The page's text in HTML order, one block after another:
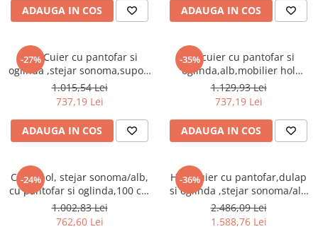
Set mobilier Living
Tabureti
Seturi dormitoare complete
pentru pat
ADAUGA IN COS ADAUGA IN COS
-27%
Hol /Cuier cu pantofar si
oglinda ,stejar sonoma,suport
inclinabil pantofi,mobilier
hol,Bortis
1.015,54 Lei
737,19 Lei
ADAUGA IN COS
-35%
Hol/cuier cu pantofar si
oglinda,alb,mobilier hol
,modern,92 cm lungime,Bortis
1.129,93 Lei
737,19 Lei
ADAUGA IN COS
-24%
Cuier hol, stejar sonoma/alb,
cu pantofar si oglinda,100 cm
lungime, Bortis
1.002,83 Lei
762,60 Lei
-36%
Hol /Cuier cu pantofar,dulap
si oglinda ,stejar sonoma/alb
,Bortis Impex
2.486,09 Lei
1.588,76 Lei